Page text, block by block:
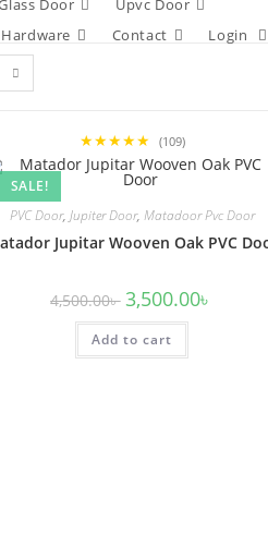
Door
Upvc Door
Contact Login
★★★★★ (109)
SALE!
PVC Door, Jupiter Door, Matadoor Pvc Door
Jupitar Wooven Oak PVC
4,500.00৳ Original
price
was:
4,500.00৳ .
3,500.00৳
Add to cart